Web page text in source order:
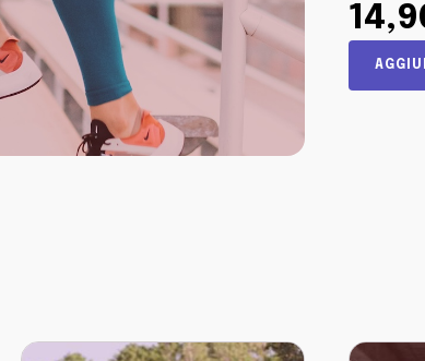
Protocollo
IPERTROFIA
DONNA